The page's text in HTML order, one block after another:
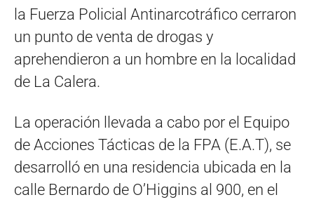
la Fuerza Policial Antinarcotráfico cerraron
un punto de venta de drogas y
aprehendieron a un hombre en la localidad
de La Calera.
La operación llevada a cabo por el Equipo
de Acciones Tácticas de la FPA (E.A.T), se
desarrolló en una residencia ubicada en la
calle Bernardo de O’Higgins al 900, en el